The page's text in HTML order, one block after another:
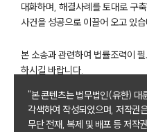
대륜
대화하며, 해결사례를 토대로 구
사건을 성공으로 이끌어 오고 있
본 소송과 관련하여 법률조력이
하시길 바랍니다.
"본 콘텐츠는 법무법인(유한) 대
각색하여 작성되었으며, 저작권
무단 전재, 복제 및 배포 등 저작